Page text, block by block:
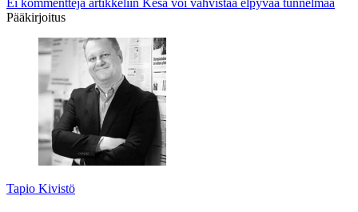
Pääkirjoitus
Tapio Kivistö